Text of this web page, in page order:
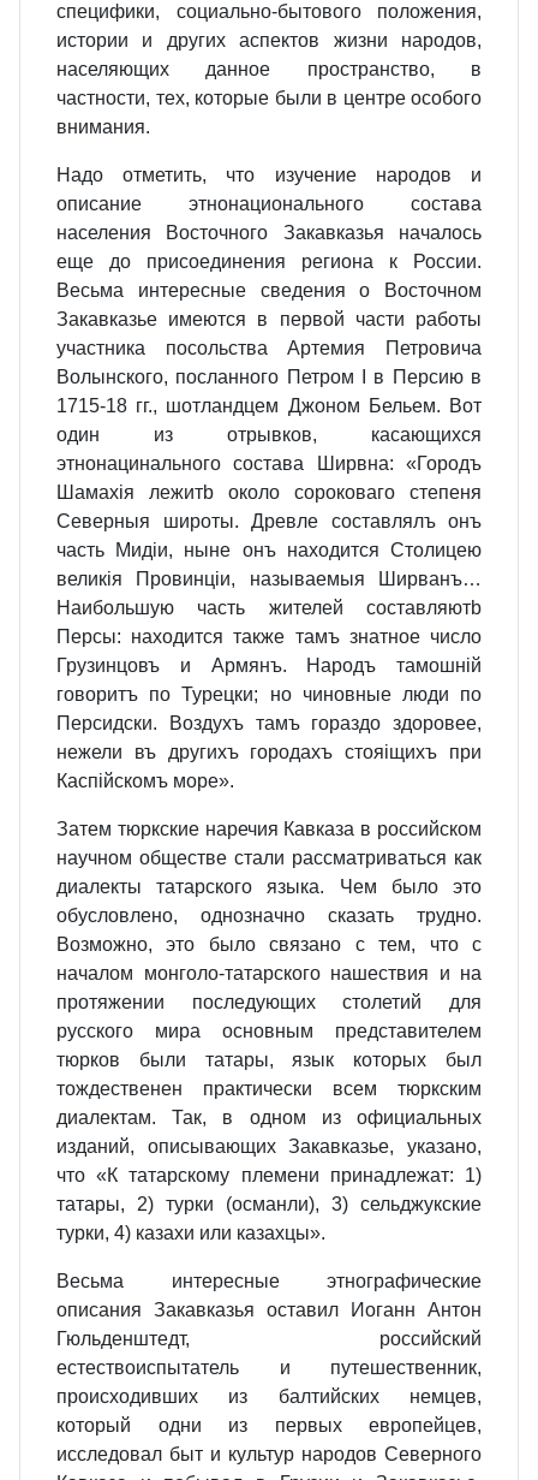
специфики, социально-бытового положения,
истории и других аспектов жизни народов,
населяющих данное пространство, в
частности, тех, которые были в центре особого
внимания.
Надо отметить, что изучение народов и
описание этнонационального состава
населения Восточного Закавказья началось
еще до присоединения региона к России.
Весьма интересные сведения о Восточном
Закавказье имеются в первой части работы
участника посольства Артемия Петровича
Волынского, посланного Петром I в Персию в
1715-18 гг., шотландцем Джоном Бельем. Вот
один из отрывков, касающихся
этнонацинального состава Ширвна: «Городъ
Шамахія лежитb около сороковаго степеня
Северныя широты. Древле составлялъ онъ
часть Мидіи, ныне онъ находится Столицею
великія Провинціи, называемыя Ширванъ…
Наибольшую часть жителей составляютb
Персы: находится также тамъ знатное число
Грузинцовъ и Армянъ. Народъ тамошній
говоритъ по Турецки; но чиновные люди по
Персидски. Воздухъ тамъ гораздо здоровее,
нежели въ другихъ городахъ стояіщихъ при
Каспійскомъ море».
Затем тюркские наречия Кавказа в российском
научном обществе стали рассматриваться как
диалекты татарского языка. Чем было это
обусловлено, однозначно сказать трудно.
Возможно, это было связано с тем, что с
началом монголо-татарского нашествия и на
протяжении последующих столетий для
русского мира основным представителем
тюрков были татары, язык которых был
тождественен практически всем тюркским
диалектам. Так, в одном из официальных
изданий, описывающих Закавказье, указано,
что «К татарскому племени принадлежат: 1)
татары, 2) турки (османли), 3) сельджукские
турки, 4) казахи или казахцы».
Весьма интересные этнографические
описания Закавказья оставил Иоганн Антон
Гюльденштедт, российский
естествоиспытатель и путешественник,
происходивших из балтийских немцев,
который одни из первых европейцев,
исследовал быт и культур народов Северного